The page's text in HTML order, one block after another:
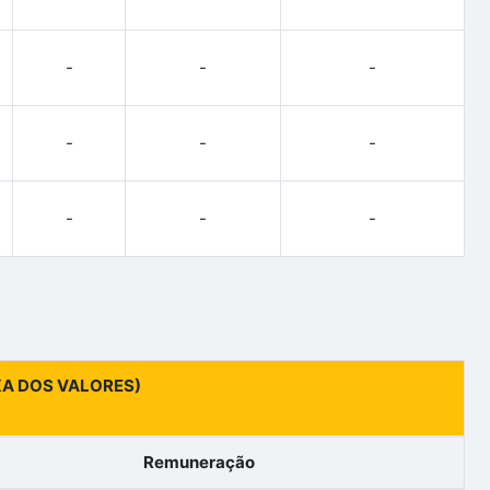
- - -
- - -
- - -
DOS VALORES)
Remuneração